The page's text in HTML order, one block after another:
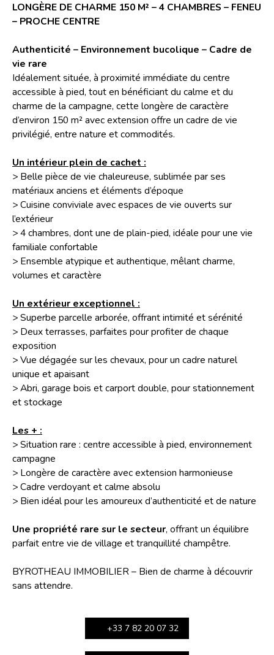
LONGÈRE DE CHARME 150 M² – 4 CHAMBRES – FENEU
– PROCHE CENTRE
Authenticité – Environnement bucolique – Cadre de
vie rare
Idéalement située, à proximité immédiate du centre
accessible à pied, tout en bénéficiant du calme et du
charme de la campagne, cette longère de caractère
d’environ 150 m² avec extension offre un cadre de vie
privilégié, entre nature et commodités.
Un intérieur plein de cachet :
> Belle pièce de vie chaleureuse, sublimée par ses
matériaux anciens et éléments d’époque
> Cuisine conviviale avec espaces de vie ouverts sur
l’extérieur
> 4 chambres, dont une de plain-pied, idéale pour une vie
familiale confortable
> Ensemble atypique et authentique, mêlant charme,
volumes et caractère
Un extérieur exceptionnel :
> Superbe parcelle arborée, offrant intimité et sérénité
> Deux terrasses, parfaites pour profiter de chaque
exposition
> Vue dégagée sur les chevaux, pour un cadre naturel
unique et apaisant
> Abri, garage bois et carport double, pour stationnement
et stockage
Les + :
> Situation rare : centre accessible à pied, environnement
campagne
> Longère de caractère avec extension harmonieuse
> Cadre verdoyant et calme absolu
> Bien idéal pour les amoureux d’authenticité et de nature
Une propriété rare sur le secteur, offrant un équilibre
parfait entre vie de village et tranquillité champêtre.
BYROTHEAU IMMOBILIER – Bien de charme à découvrir
sans attendre.
+33 7 82 20 07 32